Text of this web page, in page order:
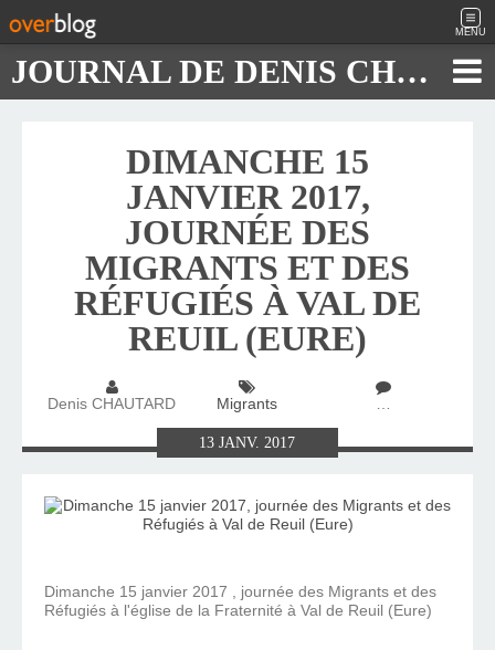
MENU
JOURNAL DE DENIS CHAUTARD
DIMANCHE 15
JANVIER 2017,
JOURNÉE DES
MIGRANTS ET DES
RÉFUGIÉS À VAL DE
REUIL (EURE)
Denis CHAUTARD Migrants …
13JANV.2017
Dimanche 15 janvier 2017 , journée des Migrants et des
Réfugiés à l'église de la Fraternité à Val de Reuil (Eure)